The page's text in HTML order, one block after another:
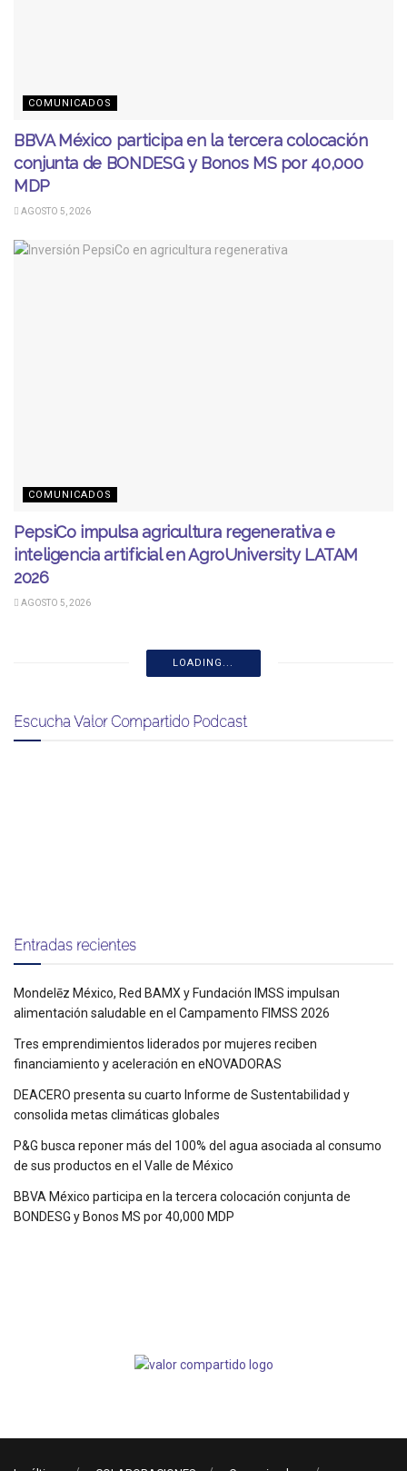
COMUNICADOS
BBVA México participa en la tercera colocación
conjunta de BONDESG y Bonos MS por 40,000
MDP
AGOSTO 5, 2026
COMUNICADOS
PepsiCo impulsa agricultura regenerativa e
inteligencia artificial en AgroUniversity LATAM
2026
AGOSTO 5, 2026
LOADING...
Escucha Valor Compartido Podcast
Entradas recientes
Mondelēz México, Red BAMX y Fundación IMSS impulsan
alimentación saludable en el Campamento FIMSS 2026
Tres emprendimientos liderados por mujeres reciben
financiamiento y aceleración en eNOVADORAS
DEACERO presenta su cuarto Informe de Sustentabilidad y
consolida metas climáticas globales
P&G busca reponer más del 100% del agua asociada al consumo
de sus productos en el Valle de México
BBVA México participa en la tercera colocación conjunta de
BONDESG y Bonos MS por 40,000 MDP